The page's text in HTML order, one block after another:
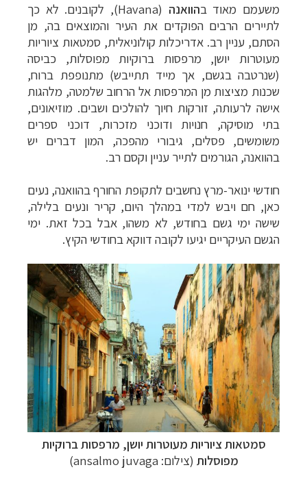
משעמם מאודבהוואנה (Havana)
, לקובנים. לא כך
לתיירים הרבים הפוקדים את העיר והמוצאים בה, מן
הסתם, עניין רב. אדריכלות קולוניאלית, סמטאות ציוריות
מעוטרות יושן, מרפסות ברוקיות מפוסלות, כביסה
(שנרטבה בגשם, אך מייד תתייבש) מתנופפת ברוח,
שכנות מציצות מן המרפסות אל הרחוב שלמטה, מלהגות
אישה לרעותה, זורקות חיוך להולכים ושבים. מוזיאונים,
בתי מוסיקה, חנויות ודוכני מזכרות, דוכני ספרים
משומשים, פסלים, גיבורי מהפכה, המון דברים יש
בהוואנה, הגורמים לתייר עניין וקסם רב.
חודשי ינואר-מרץ נחשבים לתקופת החורף בהוואנה, נעים
כאן, חם ויבש למדי במהלך היום, קריר ונעים בלילה,
שישה ימי גשם בחודש, לא משהו, אבל בכל זאת. ימי
הגשם העיקריים יגיעו לקובה דווקא בחודשי הקיץ.
סמטאות ציוריות מעוטרות יושן, מרפסות ברוקיות
מפוסלות (צילום: ansalmo juvaga)